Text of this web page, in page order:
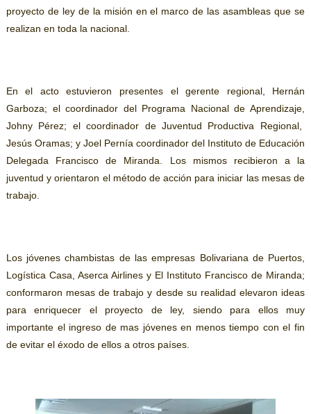
proyecto de ley de la misión en el marco de las asambleas que se
realizan en toda la nacional.
En el acto estuvieron presentes el gerente regional, Hernán
Garboza; el coordinador del Programa Nacional de Aprendizaje,
Johny Pérez; el coordinador de Juventud Productiva Regional,
Jesús Oramas; y Joel Pernía coordinador del Instituto de Educación
Delegada Francisco de Miranda. Los mismos recibieron a la
juventud y orientaron el método de acción para iniciar las mesas de
trabajo.
Los jóvenes chambistas de las empresas Bolivariana de Puertos,
Logística Casa, Aserca Airlines y El Instituto Francisco de Miranda;
conformaron mesas de trabajo y desde su realidad elevaron ideas
para enriquecer el proyecto de ley, siendo para ellos muy
importante el ingreso de mas jóvenes en menos tiempo con el fin
de evitar el éxodo de ellos a otros países.